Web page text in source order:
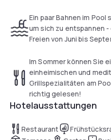
Snacks Ihren Tag ausklingen
Entspannung finden Sie im
Ein paar Bahnen im Pool
um sich zu entspannen
Freien von Juni bis
Im Sommer können Sie
einheimischen und
Grillspezialitäten am
richtig gelesen!
Hotelausstattungen
Restaurant